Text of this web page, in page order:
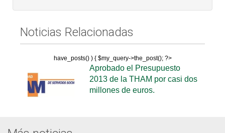
Noticias Relacionadas
have_posts() ) { $my_query->the_post(); ?>
Aprobado el Presupuesto
2013 de la THAM por casi dos
millones de euros.